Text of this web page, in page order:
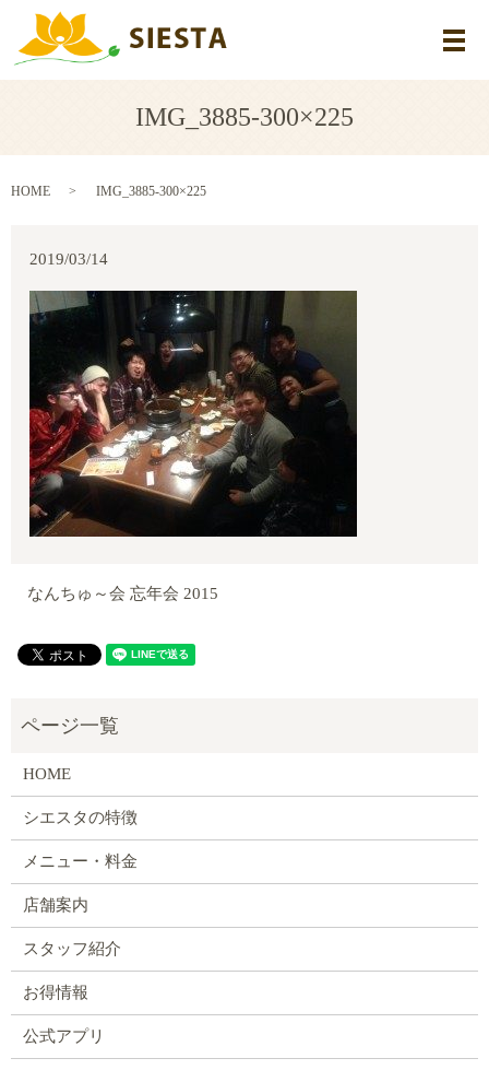
メ
IMG_3885-300×225
HOME IMG_3885-300×225
2019/03/14
なんちゅ～会 忘年会 2015
HOME
シエスタの特徴
メニュー・料金
店舗案内
スタッフ紹介
お得情報
公式アプリ